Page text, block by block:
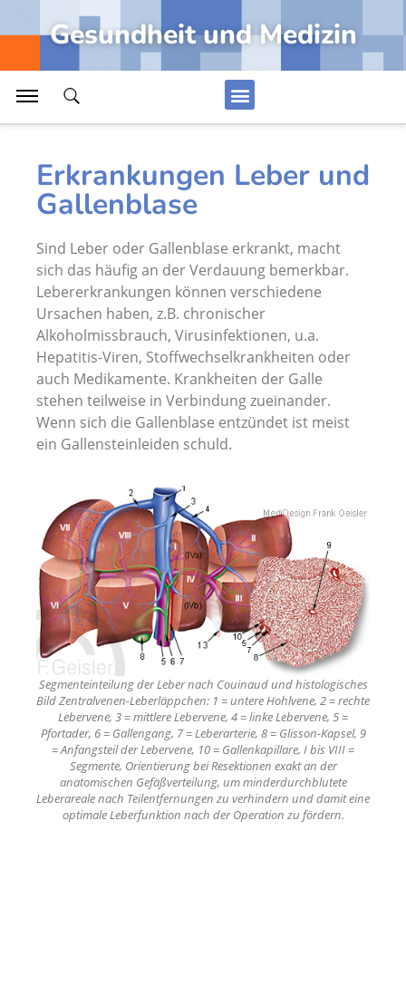
Gesundheit und Medizin
Arthrose Knie, künstliches Kniegelenk
Innere Organe des Menschen von hinten
Gehirn, Hirnarterien und Hirnkammern
Blutgefäße und Herz-Kreislaufsystem
Medizin
Rückenmark mit Lendengeflecht und Kreuzbeingeflecht
Funktion Kontrollorgan Niere
Muskeltätigkeit, Kontraktion Muskel
Wirbelsäule, Wirbelkanal mit Rückenmark
Herzkrankheiten, Erkrankungen Herz
Alle Artikel Anzeigen...
Erkrankungen Leber und
Gallenblase
Sind Leber oder Gallenblase erkrankt, macht
sich das häufig an der Verdauung bemerkbar.
Lebererkrankungen können verschiedene
Ursachen haben, z.B. chronischer
Alkoholmissbrauch, Virusinfektionen, u.a.
Hepatitis-Viren, Stoffwechselkrankheiten oder
auch Medikamente. Krankheiten der Galle
stehen teilweise in Verbindung zueinander.
Wenn sich die Gallenblase entzündet ist meist
ein Gallensteinleiden schuld.
Segmenteinteilung der Leber nach Couinaud und histologisches
Bild Zentralvenen-Leberläppchen: 1 = untere Hohlvene, 2 = rechte
Lebervene, 3 = mittlere Lebervene, 4 = linke Lebervene, 5 =
Pfortader, 6 = Gallengang, 7 = Leberarterie, 8 = Glisson-Kapsel, 9
= Anfangsteil der Lebervene, 10 = Gallenkapillare, I bis VIII =
Segmente, Orientierung bei Resektionen exakt an der
anatomischen Gefäßverteilung, um minderdurchblutete
Leberareale nach Teilentfernungen zu verhindern und damit eine
optimale Leberfunktion nach der Operation zu fördern.